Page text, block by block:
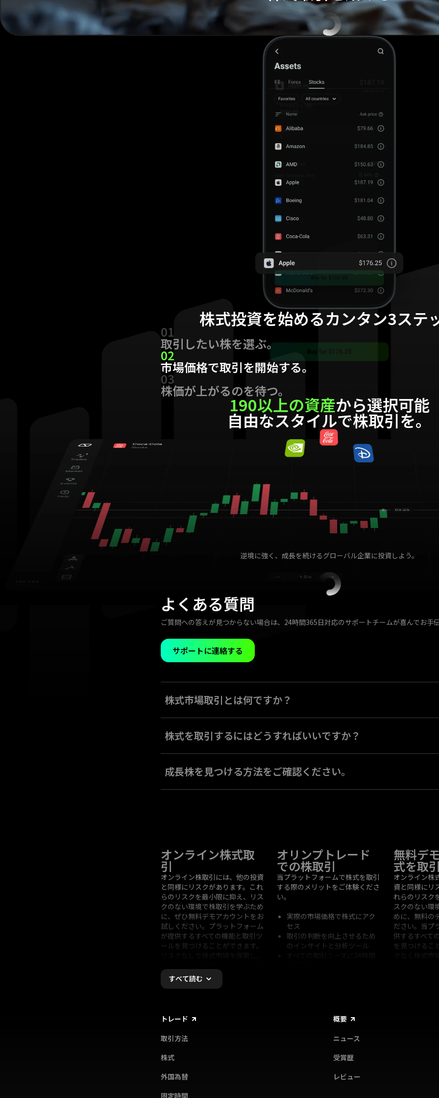
株式投資を始めるカンタン3ステ
01
取引したい株を選ぶ。
02
市場価格で取引を開始する。
03
株価が上がるのを待つ。
190以上の資産から選択可能
自由なスタイルで株取引を。
逆境に強く、成長を続けるグローバル企業に投資しよう。
よくある質問
ご質問への答えが見つからない場合は、24時間365日対応のサポートチームが喜んでお手
サポートに連絡する
株式市場取引とは何ですか？
終了することから成り立っています。
株式を取引するにはどうすればいいですか？
成長株を見つける方法をご確認ください。
オンライン株式取
引
オンライン株取引には、他の投資
と同様にリスクがあります。これ
らのリスクを最小限に抑え、リス
クのない環境で株取引を学ぶため
に、ぜひ無料デモアカウントをお
試しください。プラットフォーム
が提供するすべての機能と取引ツ
ールを見つけることができます。
をつけましょう！
オリンプトレード
での株取引
当プラットフォームで株式を取引
する際のメリットをご体験くださ
い。
実際の市場価格で株式にアク
セス
取引の判断を向上させるため
のインサイトと分析ツール
条件を提供することに尽力してい
無料デ
式を取
オンライン株
資と同様にリ
れらのリスク
スクのない環
めに、無料の
ださい。当プ
供するすべて
を見つけるこ
すべて読む
トレード
取引方法
株式
外国為替
固定時間
概要
ニュース
受賞歴
レビュー